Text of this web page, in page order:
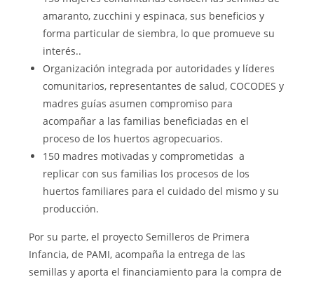
amaranto, zucchini y espinaca, sus beneficios y
forma particular de siembra, lo que promueve su
interés..
Organización integrada por autoridades y líderes
comunitarios, representantes de salud, COCODES y
madres guías asumen compromiso para
acompañar a las familias beneficiadas en el
proceso de los huertos agropecuarios.
150 madres motivadas y comprometidas a
replicar con sus familias los procesos de los
huertos familiares para el cuidado del mismo y su
producción.
Por su parte, el proyecto Semilleros de Primera
Infancia, de PAMI, acompaña la entrega de las
semillas y aporta el financiamiento para la compra de